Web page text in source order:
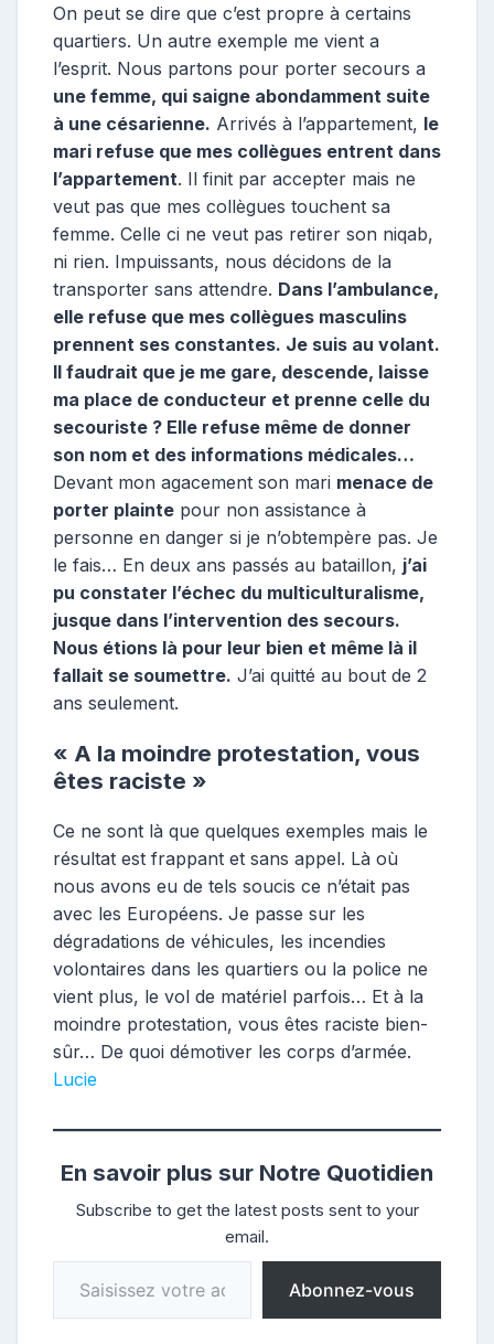
On peut se dire que c’est propre à certains
quartiers. Un autre exemple me vient a
l’esprit. Nous partons pour porter secours a
une femme, qui saigne abondamment suite
à une césarienne. Arrivés à l’appartement, le
mari refuse que mes collègues entrent dans
l’appartement. Il finit par accepter mais ne
veut pas que mes collègues touchent sa
femme. Celle ci ne veut pas retirer son niqab,
ni rien. Impuissants, nous décidons de la
transporter sans attendre. Dans l’ambulance,
elle refuse que mes collègues masculins
prennent ses constantes. Je suis au volant.
Il faudrait que je me gare, descende, laisse
ma place de conducteur et prenne celle du
secouriste ? Elle refuse même de donner
son nom et des informations médicales…
Devant mon agacement son mari menace de
porter plainte pour non assistance à
personne en danger si je n’obtempère pas. Je
le fais… En deux ans passés au bataillon, j’ai
pu constater l’échec du multiculturalisme,
jusque dans l’intervention des secours.
Nous étions là pour leur bien et même là il
fallait se soumettre. J’ai quitté au bout de 2
ans seulement.
« A la moindre protestation, vous
êtes raciste »
Ce ne sont là que quelques exemples mais le
résultat est frappant et sans appel. Là où
nous avons eu de tels soucis ce n’était pas
avec les Européens. Je passe sur les
dégradations de véhicules, les incendies
volontaires dans les quartiers ou la police ne
vient plus, le vol de matériel parfois… Et à la
moindre protestation, vous êtes raciste bien-
sûr… De quoi démotiver les corps d’armée.
Lucie
En savoir plus sur Notre Quotidien
Subscribe to get the latest posts sent to your
email.
Saisissez votre adresse e-mail…
Abonnez-vous